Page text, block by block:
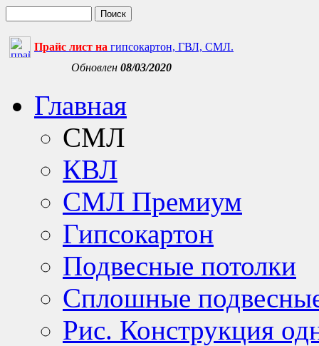
Прайс лист на гипсокартон, ГВЛ, СМЛ.
Обновлен 08/03/2020
Главная
СМЛ
КВЛ
СМЛ Премиум
Гипсокартон
Подвесные потолки
Сплошные
Рис. Конструкция